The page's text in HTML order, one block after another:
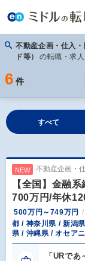
不動産企画・仕入
ド等）
の転職・求
6 件
すべて
NEW 不動産企画・
【全国】金融
700万円/年休
500万円～749万円
都 / 神奈川県 / 新潟
県 / 沖縄県 / オセア
「URで